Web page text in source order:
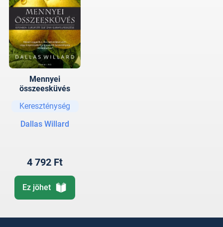
Mennyei
összeesküvés
Kereszténység
Dallas Willard
4 792 Ft
Ez jöhet